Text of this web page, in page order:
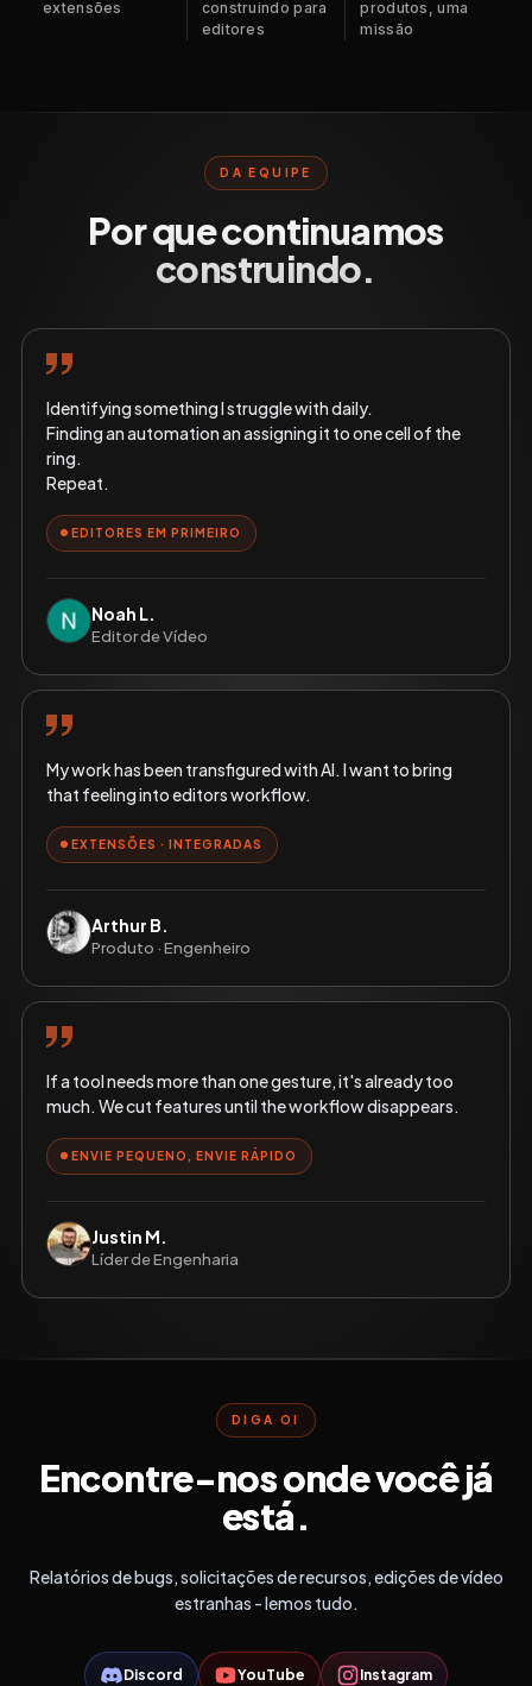
extensões
construindo para
editores
produtos, uma
missão
DA EQUIPE
Por que continuamos
construindo.
Identifying something I struggle with daily.
Finding an automation an assigning it to one cell of the
ring.
Repeat.
EDITORES EM PRIMEIRO
Noah L.
Editor de Vídeo
My work has been transfigured with AI. I want to bring
that feeling into editors workflow.
EXTENSÕES · INTEGRADAS
Arthur B.
Produto · Engenheiro
If a tool needs more than one gesture, it's already too
much. We cut features until the workflow disappears.
ENVIE PEQUENO, ENVIE RÁPIDO
Justin M.
Líder de Engenharia
DIGA OI
Encontre-nos onde você já
está.
Relatórios de bugs, solicitações de recursos, edições de vídeo
estranhas - lemos tudo.
Discord YouTube Instagram